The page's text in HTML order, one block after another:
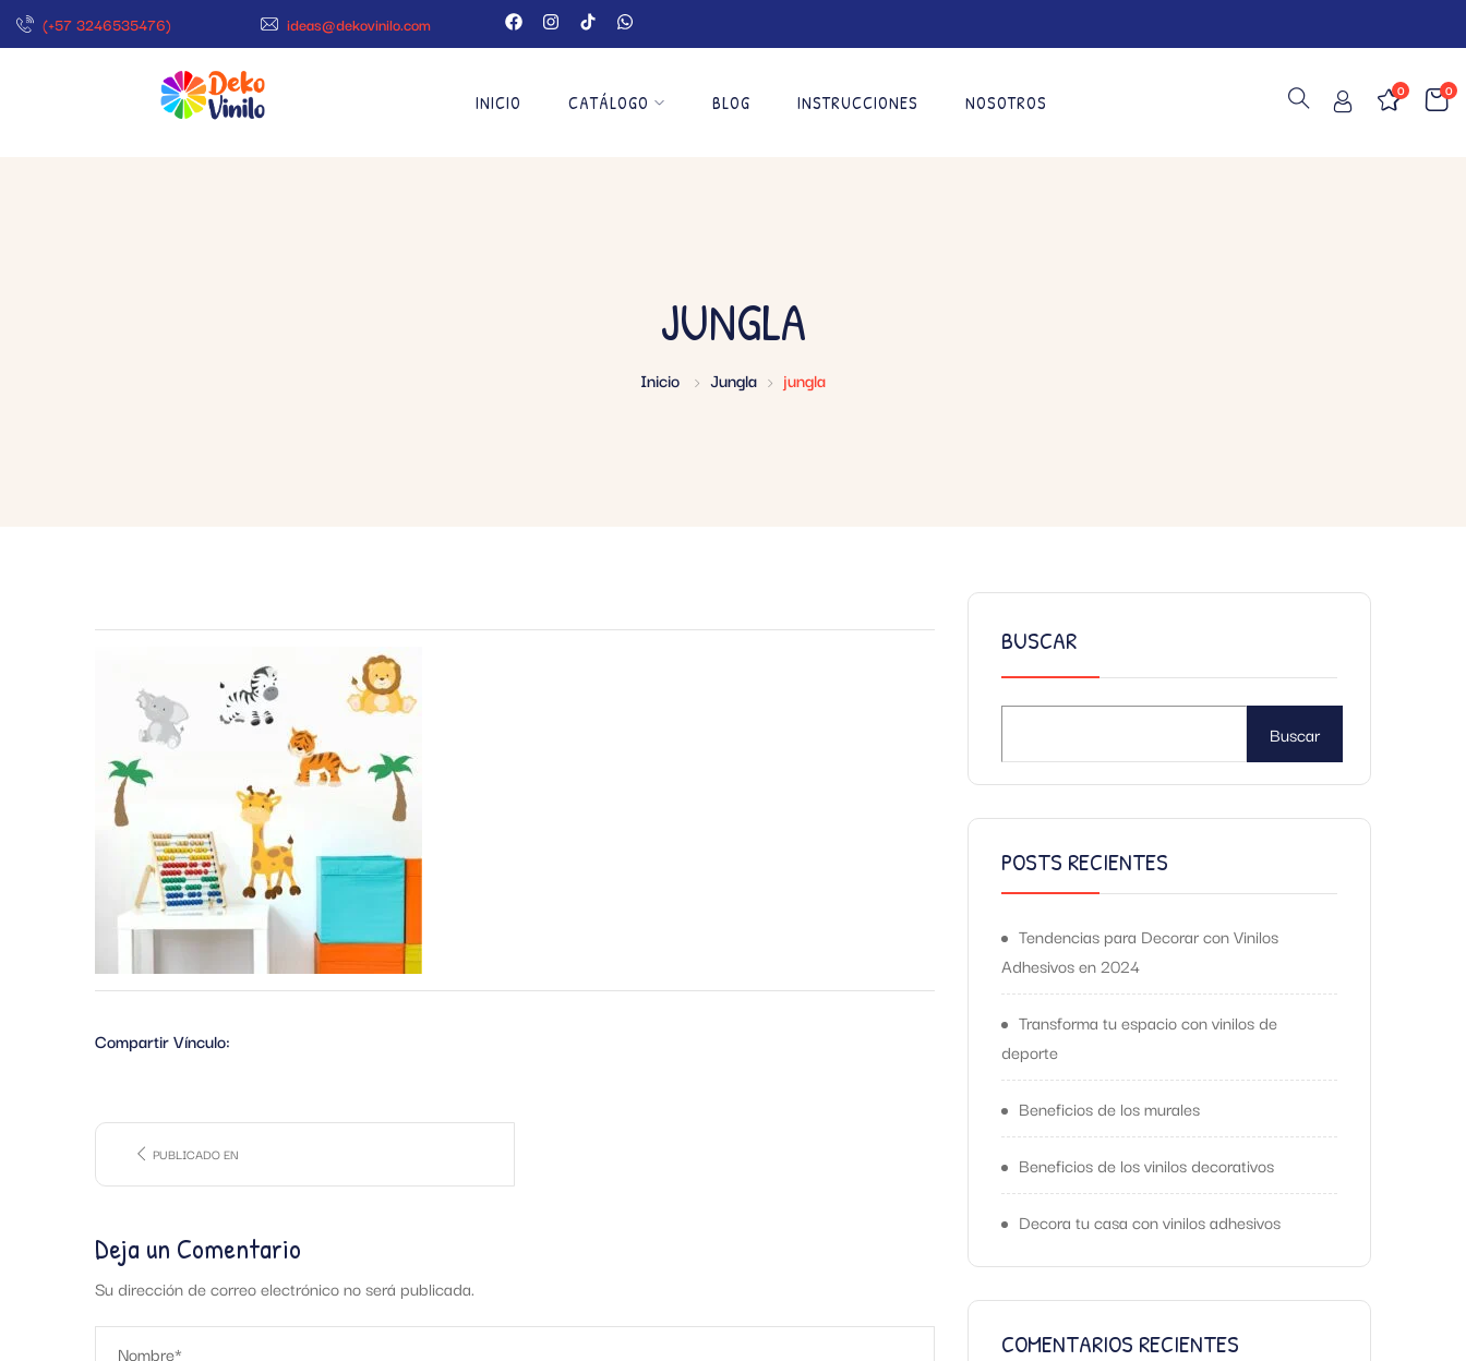
(+57 3246535476) ideas@dekovinilo.com
INICIO CATÁLOGO BLOG INSTRUCCIONES NOSOTROS
0
0
JUNGLA
Inicio Jungla jungla
Compartir Vínculo:
PUBLICADO EN
Deja un Comentario
Su dirección de correo electrónico no será publicada.
BUSCAR
Buscar
POSTS RECIENTES
Tendencias para Decorar con Vinilos
Adhesivos en 2024
Transforma tu espacio con vinilos de
deporte
Beneficios de los murales
Beneficios de los vinilos decorativos
Decora tu casa con vinilos adhesivos
COMENTARIOS RECIENTES